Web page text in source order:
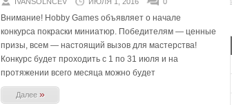
Внимание! Hobby Games объявляет о начале
конкурса покраски миниатюр. Победителям — ценные
призы, всем — настоящий вызов для мастерства!
Конкурс будет проходить с 1 по 31 июля и на
протяжении всего месяца можно будет
Далее »